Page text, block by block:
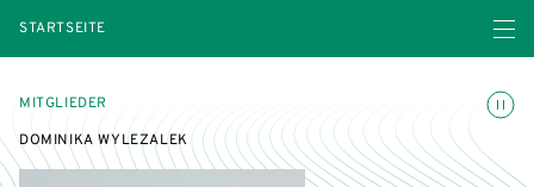
STARTSEITE Menü
MITGLIEDER
DOMINIKA WYLEZALEK